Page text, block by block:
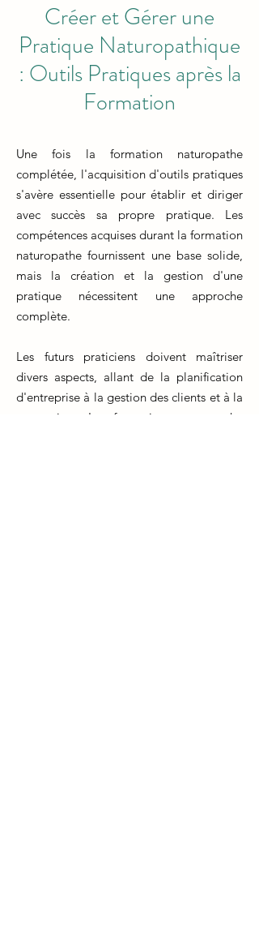
Créer et Gérer une
Pratique Naturopathique
: Outils Pratiques après la
Formation
Une fois la formation naturopathe
complétée, l'acquisition d'outils pratiques
s'avère essentielle pour établir et diriger
avec succès sa propre pratique. Les
compétences acquises durant la formation
naturopathe fournissent une base solide,
mais la création et la gestion d'une
pratique nécessitent une approche
complète.
Les futurs praticiens doivent maîtriser
divers aspects, allant de la planification
d'entreprise à la gestion des clients et à la
promotion. La formation naturopathe